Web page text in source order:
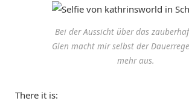
Bei der Aussicht über das
Glen macht mir selbst der
mehr aus.
There it is: